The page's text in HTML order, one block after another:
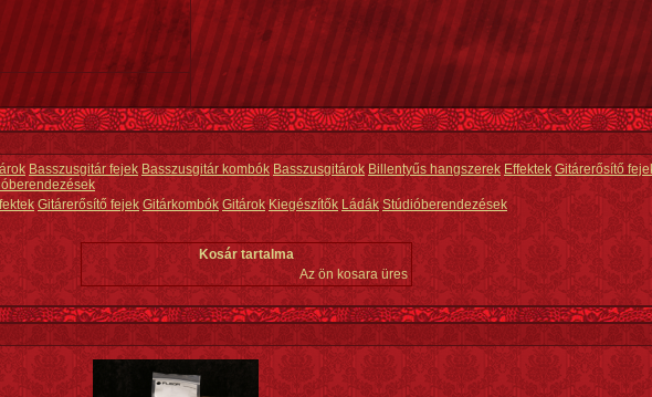
Basszusgitár fejek Basszusgitár kombók Basszusgitárok Billentyűs hangszerek Effektek Gitárerősítő
Gitárerősítő fejek Gitárkombók Gitárok Kiegészítők Ládák Stúdióberendezések
Kosár tartalma
Az ön kosara üres